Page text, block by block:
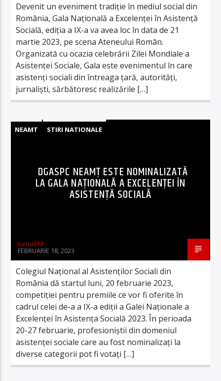
Devenit un eveniment tradiţie în mediul social din
România, Gala Naţională a Excelenţei în Asistenţă
Socială, ediţia a IX-a va avea loc în data de 21
martie 2023, pe scena Ateneului Român.
Organizată cu ocazia celebrării Zilei Mondiale a
Asistenţei Sociale, Gala este evenimentul în care
asistenţi sociali din întreaga ţară, autorităţi,
jurnalişti, sărbătoresc realizările […]
NEAMT STIRI NATIONALE
DGASPC NEAMȚ ESTE NOMINALIZATĂ
LA GALA NAȚIONALĂ A EXCELENȚEI ÎN
ASISTENȚĂ SOCIALĂ
JurnalFM
FEBRUARIE 18, 2023
Colegiul Naţional al Asistenţilor Sociali din
România dă startul luni, 20 februarie 2023,
competiţiei pentru premiile ce vor fi oferite în
cadrul celei de-a a IX-a ediții a Galei Naţionale a
Excelenţei în Asistenţa Socială 2023. În perioada
20-27 februarie, profesioniștii din domeniul
asistenței sociale care au fost nominalizați la
diverse categorii pot fi votați […]